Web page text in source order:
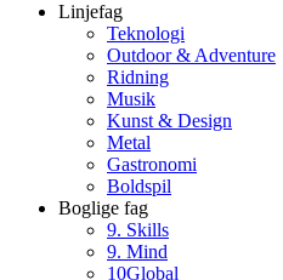
Linjefag
Teknologi
Outdoor & Adventure
Ridning
Musik
Kunst & Design
Metal
Gastronomi
Boldspil
Boglige fag
9. Skills
9. Mind
10Global